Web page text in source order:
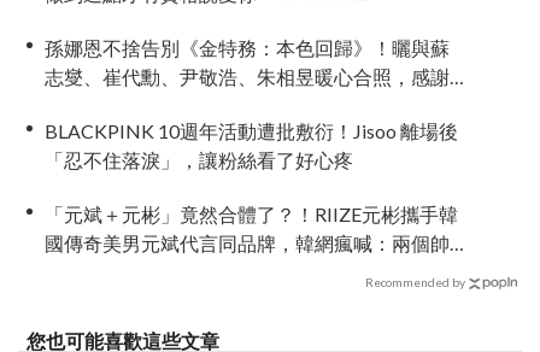
孫娜恩不捨告別《金特務：本色回歸》！曬與蘇
志燮、崔代勳、尹敬浩、朱相昱暖心合照，感謝
BLACKPINK 10週年活動遭批敷衍！Jisoo 離場後
「忍不住落淚」，讓粉絲看了好心疼
「元斌＋元彬」竟然合體了？！RIIZE元彬攜手韓
國傳奇美男元斌代言同品牌，韓網瘋喊：兩個帥
Recommended by
您也可能喜歡這些文章